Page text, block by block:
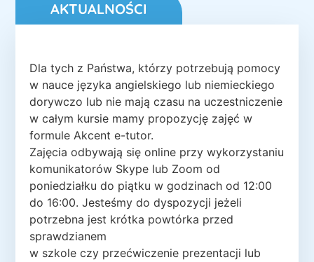
AKTUALNOŚCI
Dla tych z Państwa, którzy potrzebują pomocy
w nauce języka angielskiego lub niemieckiego
dorywczo lub nie mają czasu na uczestniczenie
w całym kursie mamy propozycję zajęć w
formule Akcent e-tutor.
Zajęcia odbywają się online przy wykorzystaniu
komunikatorów Skype lub Zoom od
poniedziałku do piątku w godzinach od 12:00
do 16:00. Jesteśmy do dyspozycji jeżeli
potrzebna jest krótka powtórka przed
sprawdzianem
w szkole czy przećwiczenie prezentacji lub